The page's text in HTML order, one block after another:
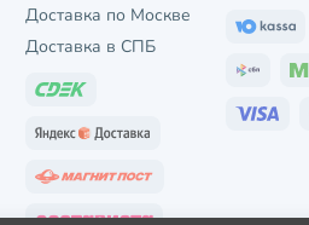
Доставка по Москве
Доставка в СПБ